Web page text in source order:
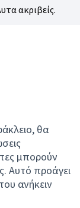
ακριβείς.
θα
μπορούν
Αυτό προάγει
ανήκειν